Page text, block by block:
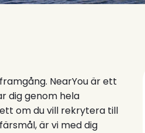
NearYou är ett
dig genom hela
om du vill rekrytera till
är vi med dig